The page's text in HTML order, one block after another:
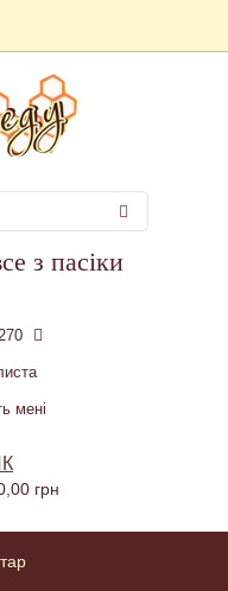
з пасіки
мені
грн